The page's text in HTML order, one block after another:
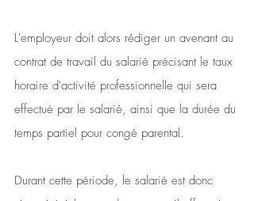
L'employeur doit alors rédiger un avenant au
contrat de travail du salarié précisant le taux
horaire d'activité professionnelle qui sera
effectué par le salarié, ainsi que la durée du
temps partiel pour congé parental.
Durant cette période, le salarié est donc